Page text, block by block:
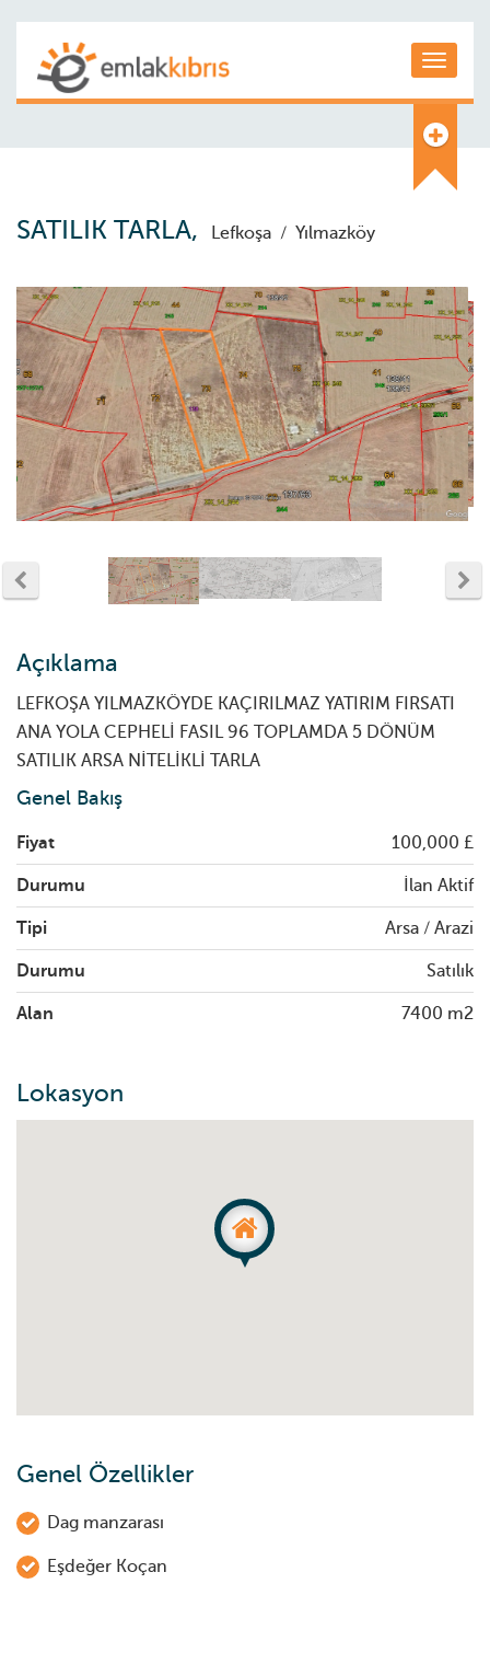
SATILIK TARLA, Lefkoşa / Yılmazköy
Açıklama
LEFKOŞA YILMAZKÖYDE KAÇIRILMAZ YATIRIM FIRSATI
ANA YOLA CEPHELİ FASIL 96 TOPLAMDA 5 DÖNÜM
SATILIK ARSA NİTELİKLİ TARLA
Genel Bakış
Fiyat 100,000 £
Durumu İlan Aktif
Tipi Arsa / Arazi
Durumu Satılık
Alan 7400 m2
Lokasyon
Genel Özellikler
Dag manzarası
Eşdeğer Koçan